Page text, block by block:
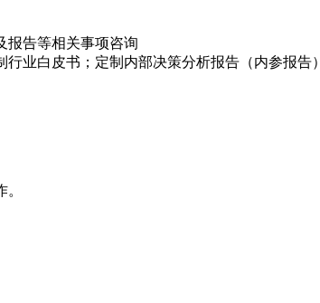
报告等相关事项咨询
业白皮书；定制内部决策分析报告（内参报告）